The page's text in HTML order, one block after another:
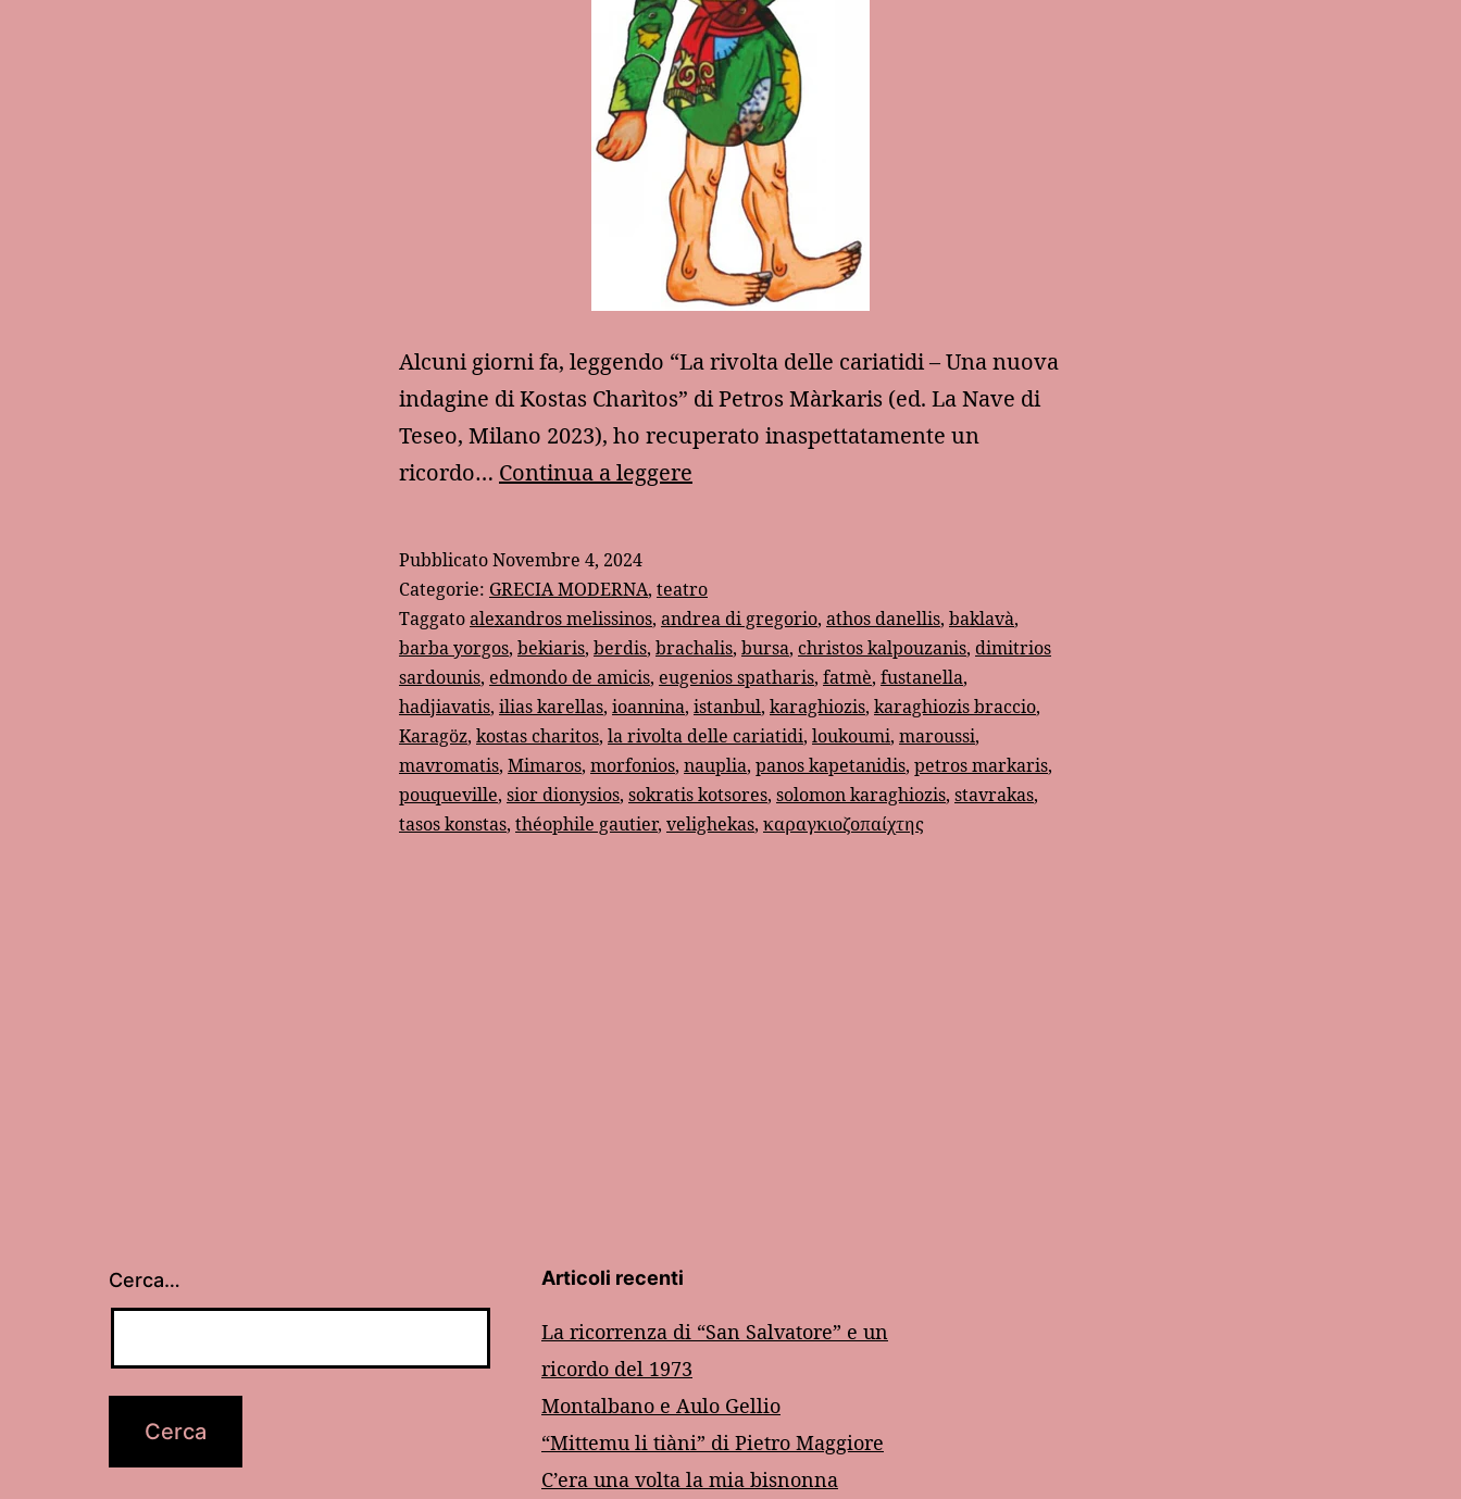
Alcuni giorni fa, leggendo “La rivolta delle cariatidi – Una nuova
indagine di Kostas Charìtos” di Petros Màrkaris (ed. La Nave di
Teseo, Milano 2023), ho recuperato inaspettatamente un
ricordo… Continua a leggere
delle
ombre:
Karaghiozis
PubblicatoNovembre 4, 2024
Categorie: GRECIA MODERNA, teatro
Taggatoalexandros melissinos, andrea di gregorio, athos danellis, baklavà,
barba yorgos, bekiaris, berdis, brachalis, bursa, christos kalpouzanis, dimitrios
sardounis, edmondo de amicis, eugenios spatharis, fatmè, fustanella,
hadjiavatis, ilias karellas, ioannina, istanbul, karaghiozis, karaghiozis braccio,
Karagöz, kostas charitos, la rivolta delle cariatidi, loukoumi, maroussi,
mavromatis, Mimaros, morfonios, nauplia, panos kapetanidis, petros markaris,
pouqueville, sior dionysios, sokratis kotsores, solomon karaghiozis, stavrakas,
tasos konstas, théophile gautier, velighekas, καραγκιοζοπαίχτης
Cerca… Articoli recenti
La ricorrenza di “San Salvatore” e un
ricordo del 1973
Montalbano e Aulo Gellio
“Mittemu li tiàni” di Pietro Maggiore
C’era una volta la mia bisnonna